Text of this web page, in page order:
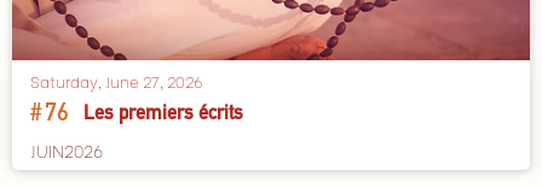
Saturday, June 27, 2026
#76 Les premiers écrits
JUIN2026